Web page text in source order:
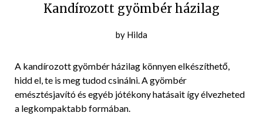
Kandírozott gyömbér házilag
Posted
2020-
09-
25
by Hilda
A kandírozott gyömbér házilag könnyen elkészíthető,
hidd el, te is meg tudod csinálni. A gyömbér
emésztésjavító és egyéb jótékony hatásait így élvezheted
a legkompaktabb formában.